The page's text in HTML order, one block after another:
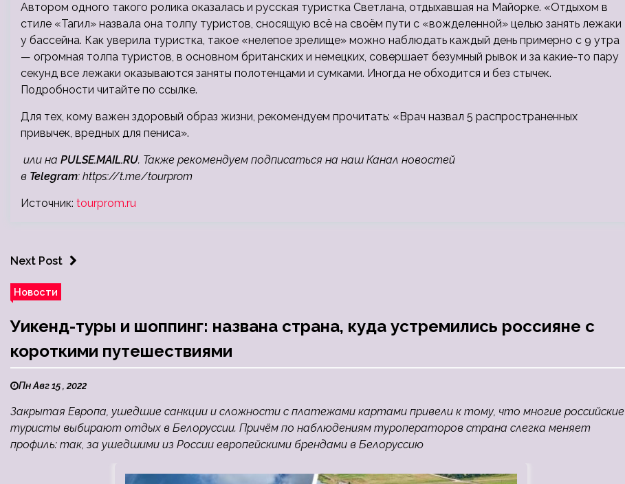
Автором одного такого ролика оказалась и русская туристка Светлана, отдыхавшая на Майорке. «Отдыхом в
стиле «Тагил» назвала она толпу туристов, сносящую всё на своём пути с «вожделенной» целью занять лежаки
у бассейна. Как уверила туристка, такое «нелепое зрелище» можно наблюдать каждый день примерно с 9 утра
— огромная толпа туристов, в основном британских и немецких, совершает безумный рывок и за какие-то пару
секунд все лежаки оказываются заняты полотенцами и сумками. Иногда не обходится и без стычек.
Подробности читайте по ссылке.
Для тех, кому важен здоровый образ жизни, рекомендуем прочитать: «Врач назвал 5 распространенных
привычек, вредных для пениса».
или на PULSE.MAIL.RU. Также рекомендуем подписаться на наш Канал новостей
в Telegram: https://t.me/tourprom
Источник: tourprom.ru
Next Post
Новости
Уикенд-туры и шоппинг: названа страна, куда устремились россияне с
короткими путешествиями
Пн Авг 15 , 2022
Закрытая Европа, ушедшие санкции и сложности с платежами картами привели к тому, что многие российские
туристы выбирают отдых в Белоруссии. Причём по наблюдениям туроператоров страна слегка меняет
профиль: так, за ушедшими из России европейскими брендами в Белоруссию